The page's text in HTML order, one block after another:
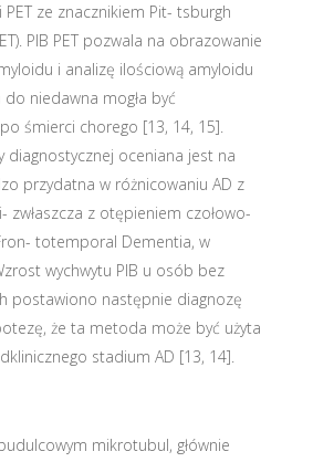
PET ze znacznikiem Pit- tsburgh
PIB PET pozwala na obrazowanie
i analizę ilościową amyloidu
niedawna mogła być
śmierci chorego [13, 14, 15].
diagnostycznej oceniana jest na
przydatna w różnicowaniu AD z
zwłaszcza z otępieniem czołowo-
totemporal Dementia, w
wychwytu PIB u osób bez
postawiono następnie diagnozę
że ta metoda może być użyta
stadium AD [13, 14].
mikrotubul, głównie